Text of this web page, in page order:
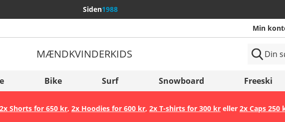
Siden1988
(Nederlands)
Gem
Min
MÆNDKVINDERKIDS
Bike Surf Snowboard Freeski
2x Shorts for 650 kr, 2x Hoodies for 600 kr, 2x T-shirts for 300 kreller 2x Caps 250